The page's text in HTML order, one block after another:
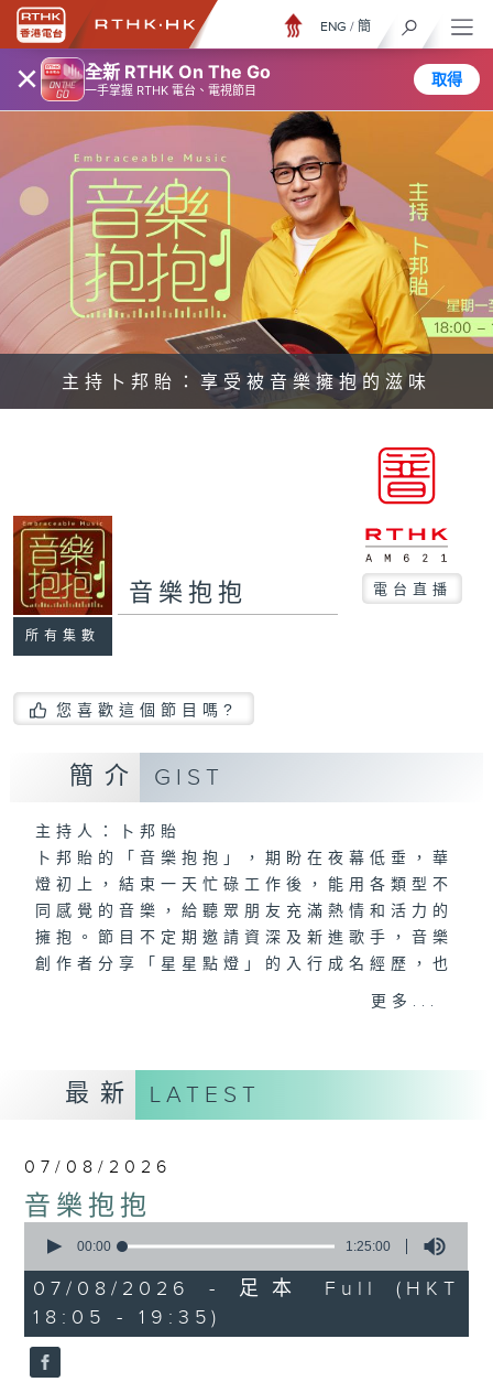
× 全新 RTHK On The Go
一手掌握 RTHK 電台、電視節目
取得
ENG / 簡
主持卜邦貽：享受被音樂擁抱的滋味
所有集數
音樂抱抱 電台直播
您喜歡這個節目嗎?
簡介 GIST
主持人：卜邦貽
卜邦貽的「音樂抱抱」，期盼在夜幕低垂，華
燈初上，結束一天忙碌工作後，能用各類型不
同感覺的音樂，給聽眾朋友充滿熱情和活力的
擁抱。節目不定期邀請資深及新進歌手，音樂
創作者分享「星星點燈」的入行成名經歷，也
會請熱愛音樂的聽眾到現場述說「樂光情
驗輕鬆自在的音樂抱抱!
更多...
最新 LATEST
07/08/2026
音樂抱抱
seconds
1
hour,
25
minutes,
0
seconds
00:00 1:25:00
07/08/2026 - 足本 Full (HKT
18:05 - 19:35)